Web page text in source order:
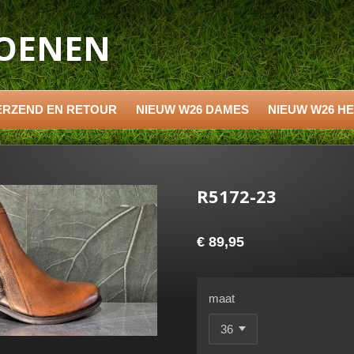
EN RETOUR NIEUW W26 DAMES NIEUW W26
R5172-23
€ 89,95
maat